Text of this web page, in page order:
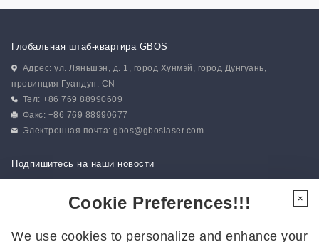
Глобальная штаб-квартира GBOS
Адрес: ул. Ляньшэн, д. 1, город Хунмэй, город Дунгуань,
провинция Гуандун. CN
Тел: +86 769 88990609
Факс: +86 769 88990677
Электронная почта:gbos@gboslaser.com
Подпишитесь на наши новости
Cookie Preferences!!!
We use cookies to personalize and enhance your
×